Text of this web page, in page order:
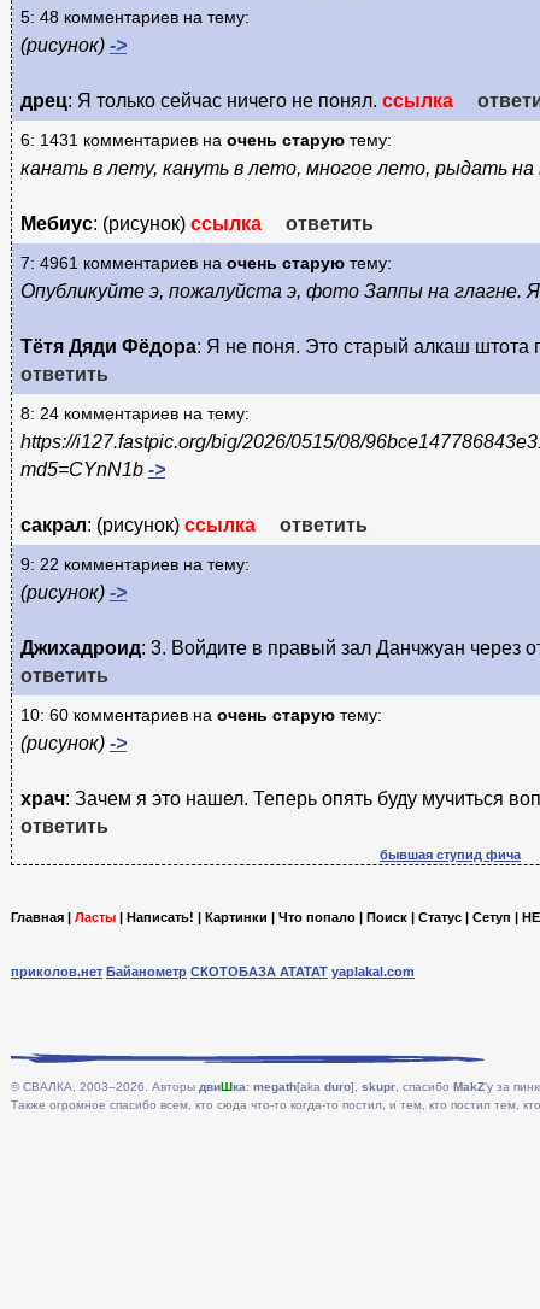
5: 48 комментариев на тему:
(рисунок) ->
дрец: Я только сейчас ничего не понял. ссылка
6: 1431 комментариев на очень старую тему:
канать в лету, кануть в лето, многое лето, рыдать на
Мебиус: (рисунок) ссылка ответить
7: 4961 комментариев на очень старую тему:
Опубликуйте э, пожалуйста э, фото Заппы на глагне.
Тётя Дяди Фёдора: Я не поня. Это старый алкаш
ответить
8: 24 комментариев на тему:
https://i127.fastpic.org/big/2026/0515/08/
md5=CYnN1b ->
сакрал: (рисунок) ссылка ответить
9: 22 комментариев на тему:
(рисунок) ->
Джихадроид: 3. Войдите в правый зал Данчжуан через
ответить
10: 60 комментариев на очень старую тему:
(рисунок) ->
храч: Зачем я это нашел. Теперь опять буду мучиться
ответить
бывшая ступид фича
Главная | Ласты | Написать! | Картинки | Что попало | Поиск | Статус | Сетуп |
приколов.нет Байанометр СКОТОБАЗА АТАТАТ yaplakal.com
© СВАЛКА, 2003–2026. Авторы двиШка: megath[aka duro], skupr , спасибо MakZ'у за
Также огромное спасибо всем, кто сюда что-то когда-то постил, и тем, кто постил тем,